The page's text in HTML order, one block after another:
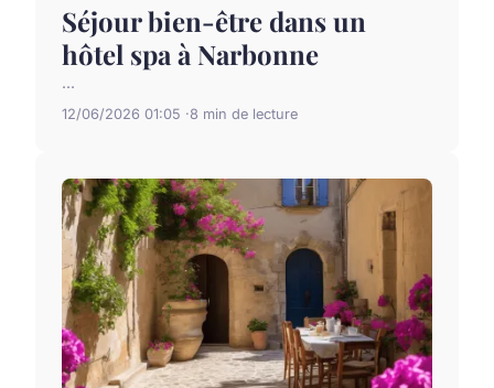
Séjour bien-être dans un
hôtel spa à Narbonne
...
12/06/2026 01:05 8 min de lecture